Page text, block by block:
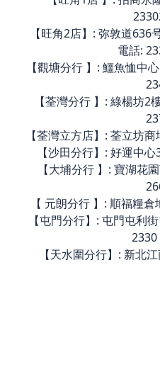
【旺角2店】: 弥敦道
電話:
【觀塘分行 】: 鱷魚恤中
【荃灣分行 】: 綠楊坊2
【荃灣立方店】: 荃立坊
【沙田分行】: 好運中
【大埔分行 】: 寶湖花
【 元朗分行 】: 順福糧
【屯門分行】: 屯門屯利
2330
【天水圍分行】: 新北